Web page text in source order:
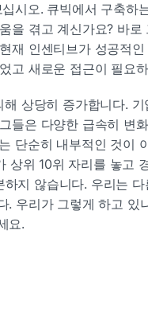
시오. 큐빅에서 구축하
을 겪고 계신가요? 바로
재 인센티브가 성공적
고 새로운 접근이 필요
상당히 증가합니다.
들은 다양한 급속히 변
단순히 내부적인 것이
상위 10위 자리를 놓고
지 않습니다. 우리는
. 우리가 그렇게 하고 있
요.